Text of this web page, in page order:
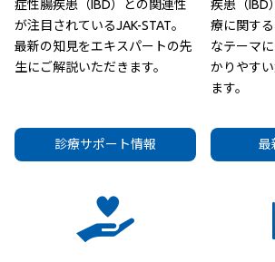
症性腸疾患（IBD）との関連性
が注目されているJAK-STAT。
最新の知見をエキスパートの先
生にご解説いただきます。
疾患（IBD
療に関す
なテーマ
かりやす
ます。
診療サポート情報 最